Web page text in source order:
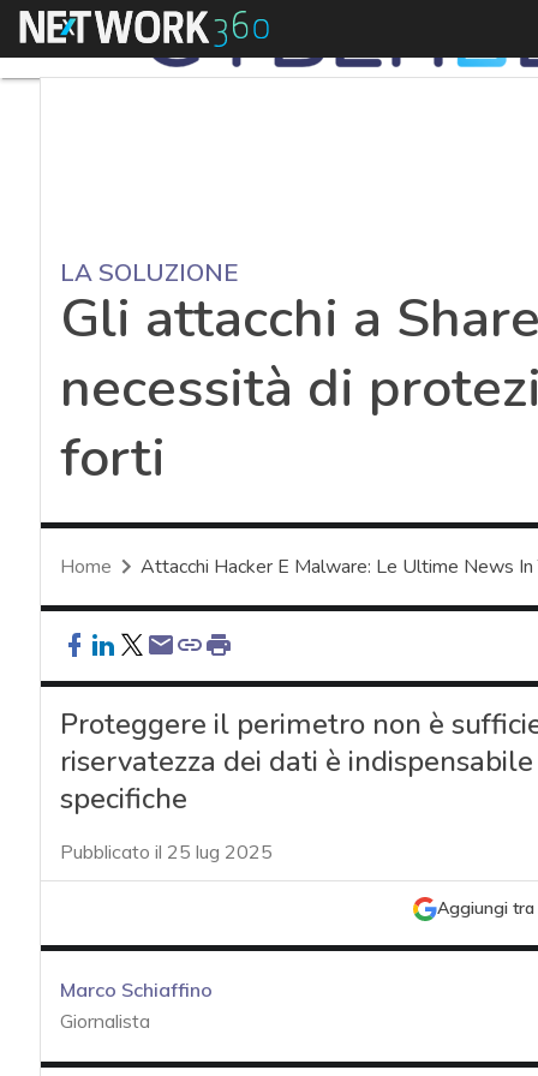
Menu
LA SOLUZIONE
Gli attacchi a
necessità di
forti
Home Attacchi Hacker E Malware: Le Ultime News
Proteggere il perimetro non è
riservatezza dei dati è
specifiche
Pubblicato il 25 lug 2025
Aggiungi tra
Marco Schiaffino
Giornalista